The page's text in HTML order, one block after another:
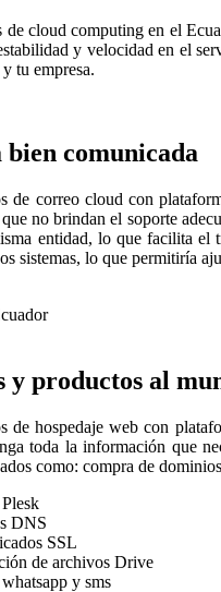
cloud computing en el
y velocidad en el
tu empresa.
comunicada
de correo cloud con
no brindan el soporte
entidad, lo que facilita
sistemas, lo que permitiría
y productos al
hospedaje web con
toda la información que
como: compra de
DNS
SSL
de archivos Drive
y sms